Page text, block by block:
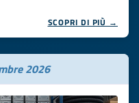
SCOPRI DI PIÙ →
2026